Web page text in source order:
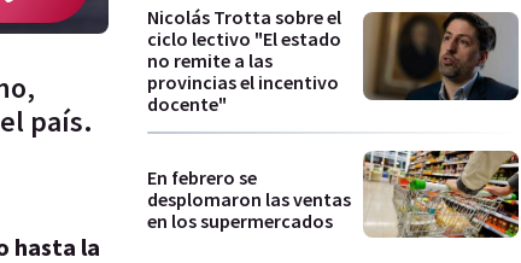
país.
hasta la
Nicolás Trotta sobre el
ciclo lectivo "El estado
no remite a las
provincias el incentivo
docente"
En febrero se
desplomaron las ventas
en los supermercados